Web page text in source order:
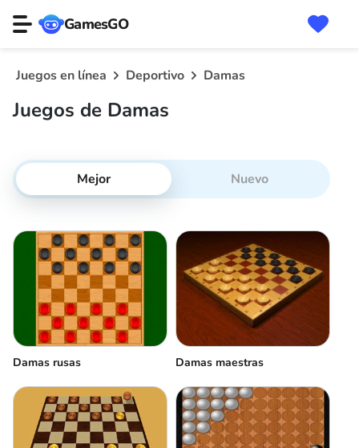
GamesGO
Juegos en línea Deportivo Damas
Juegos de Damas
Mejor Nuevo
Damas rusas Damas maestras